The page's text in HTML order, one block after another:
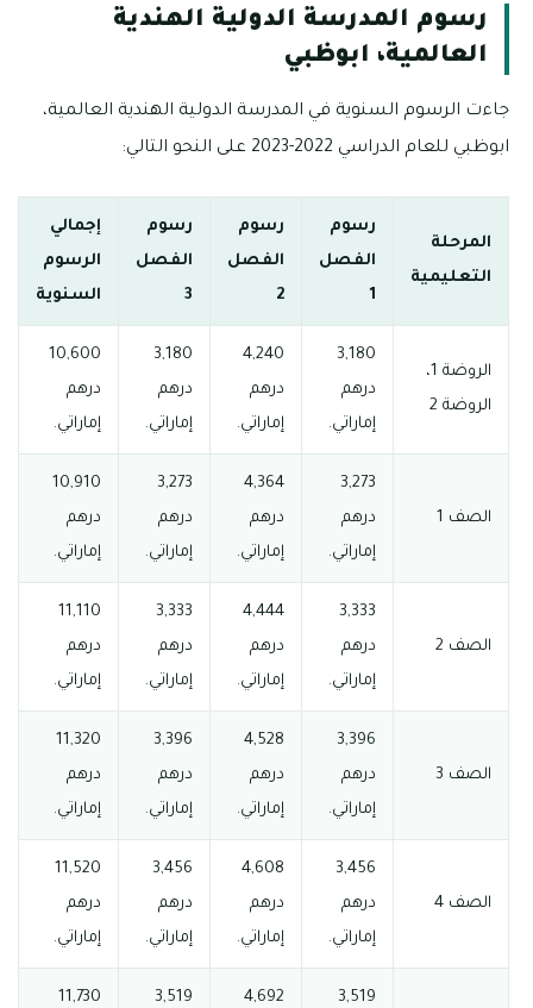
رسوم المدرسة الدولية الهندية
العالمية، ابوظبي
جاءت الرسوم السنوية في المدرسة الدولية الهندية العالمية،
ابوظبي للعام الدراسي 2022-2023 على النحو التالي:
المرحلة
التعليمية
رسوم
الفصل
1
رسوم
الفصل
2
رسوم
الفصل
3
إجمالي
الرسوم
السنوية
الروضة 1،
الروضة 2
3,180
درهم
إماراتي.
4,240
درهم
إماراتي.
3,180
درهم
إماراتي.
10,600
درهم
إماراتي.
الصف 1
3,273
درهم
إماراتي.
4,364
درهم
إماراتي.
3,273
درهم
إماراتي.
10,910
درهم
إماراتي.
الصف 2
3,333
درهم
إماراتي.
4,444
درهم
إماراتي.
3,333
درهم
إماراتي.
11,110
درهم
إماراتي.
الصف 3
3,396
درهم
إماراتي.
4,528
درهم
إماراتي.
3,396
درهم
إماراتي.
11,320
درهم
إماراتي.
الصف 4
3,456
درهم
إماراتي.
4,608
درهم
إماراتي.
3,456
درهم
إماراتي.
11,520
درهم
إماراتي.
3,519
4,692
3,519
11,730